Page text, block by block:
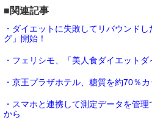
■関連記事
・ダイエットに失敗してリバウンド
グ」開始！
・フェリシモ、「美人食ダイエット
・京王プラザホテル、糖質を約70％
・スマホと連携して測定データを管
から